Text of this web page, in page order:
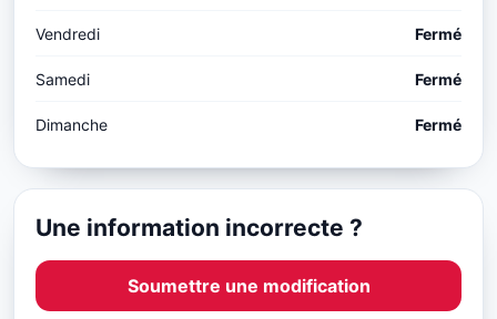
Vendredi Fermé
Samedi Fermé
Dimanche Fermé
Une information incorrecte ?
Soumettre une modification